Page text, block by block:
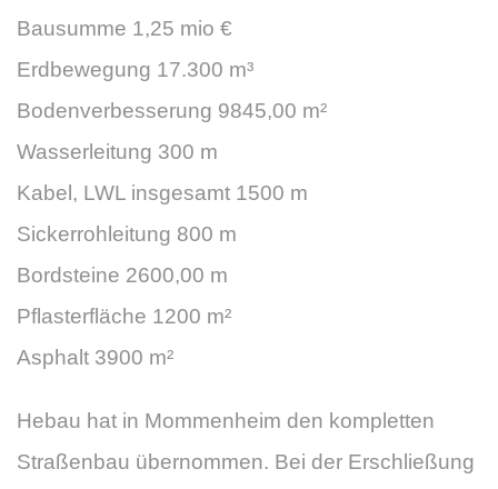
Bausumme 1,25 mio €
Erdbewegung 17.300 m³
Bodenverbesserung 9845,00 m²
Wasserleitung 300 m
Kabel, LWL insgesamt 1500 m
Sickerrohleitung 800 m
Bordsteine 2600,00 m
Pflasterfläche 1200 m²
Asphalt 3900 m²
Hebau hat in Mommenheim den kompletten
Straßenbau übernommen. Bei der Erschließung